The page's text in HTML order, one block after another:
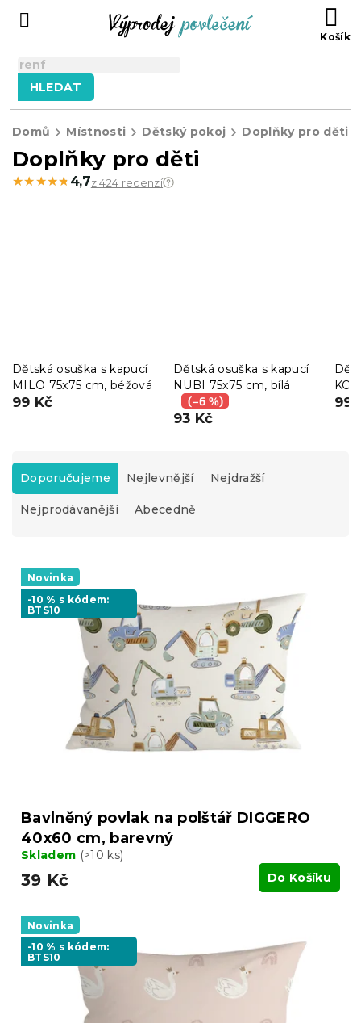
HLEDAT
Domů Místnosti Dětský pokoj Doplňky pro děti
Doplňky pro děti
★★★★★
★★★★★ 4,7z 424 recenzí
Dětská osuška s kapucí
MILO 75x75 cm, béžová
99 Kč
Dětská osuška s kapucí
NUBI 75x75 cm, bílá
(–6 %)
93 Kč
99
Ř
z
e
p
d
Doporučujeme Nejlevnější Nejdražší
Nejprodávanější Abecedně
p
Novinka
-10 % s kódem:
BTS10
Bavlněný povlak na polštář DIGGERO
40x60 cm, barevný
Skladem (>10 ks)
39 Kč Do Košíku
Novinka
-10 % s kódem:
BTS10